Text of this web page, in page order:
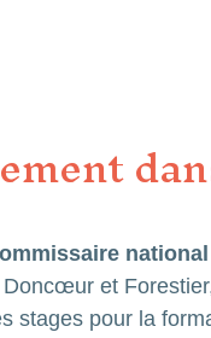
et
stages pour la